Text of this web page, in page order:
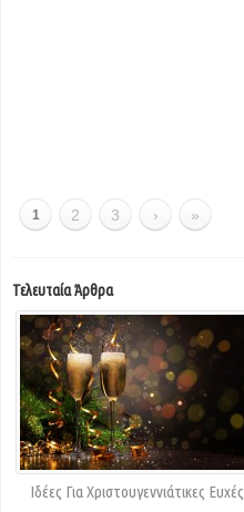
1 2 3 › »
Τελευταία Άρθρα
Ιδέες Για Χριστουγεννιάτικες Ευχές